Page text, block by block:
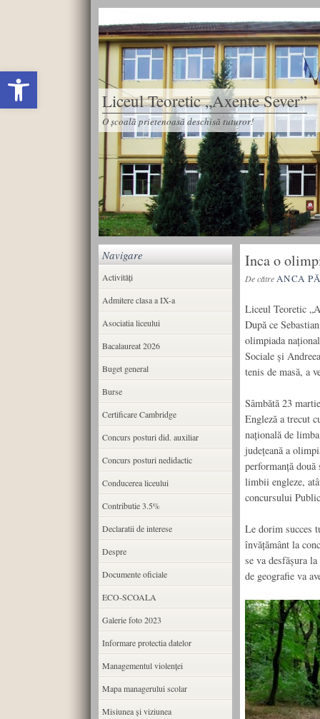
Deschide bara de unelte
Liceul Teoretic „Axente Sever”
O școală prietenoasă deschisă tuturor!
Inca o
De cătreANCA
Liceul Teoretic
După ce
olimpiada
Sociale și
tenis de masă, a
Sâmbătă 23
Engleză a trecut
națională de
județeană a
performanță
limbii engleze,
concursului
Le dorim succes
învățământ la
se va desfășura
de geografie va
Navigare
Activități
Admitere clasa a IX-a
Asociatia liceului
Bacalaureat 2026
Buget general
Burse
Certificare Cambridge
Concurs posturi did. auxiliar
Concurs posturi nedidactic
Conducerea liceului
Contributie 3.5%
Declaratii de interese
Despre
Documente oficiale
ECO-SCOALA
Galerie foto 2023
Informare protectia datelor
Managementul violenței
Mapa managerului scolar
Misiunea şi viziunea